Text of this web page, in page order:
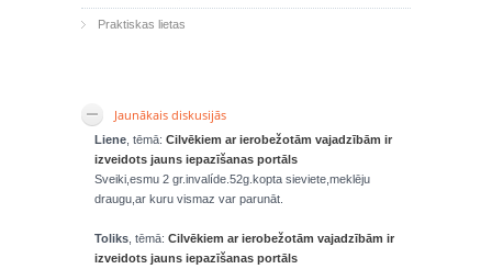
Praktiskas lietas
Jaunākais diskusijās
Liene , tēmā: Cilvēkiem ar ierobežotām vajadzībām ir
izveidots jauns iepazīšanas portāls
Sveiki,esmu 2 gr.invalíde.52g.kopta sieviete,meklēju
draugu,ar kuru vismaz var parunāt.
Toliks , tēmā: Cilvēkiem ar ierobežotām vajadzībām ir
izveidots jauns iepazīšanas portāls